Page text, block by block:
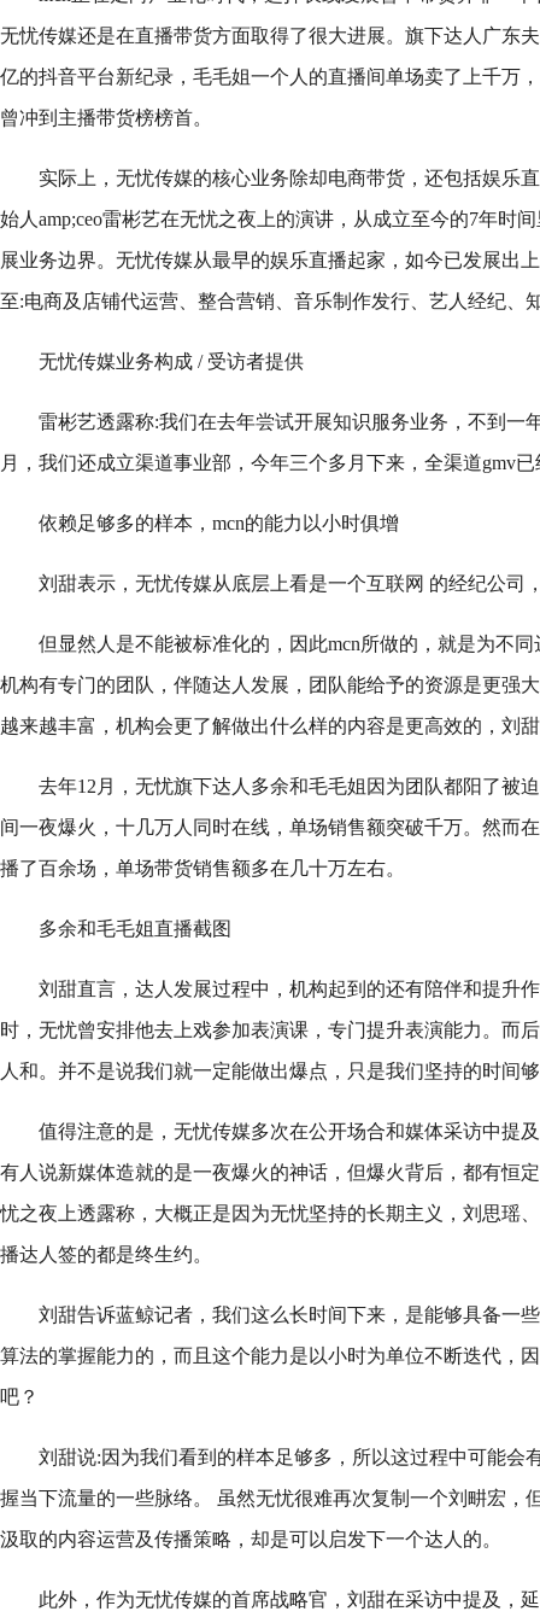
无忧传媒还是在直播带货方面取得了很大进展。旗下达人广东
亿的抖音平台新纪录，毛毛姐一个人的直播间单场卖了上千万
曾冲到主播带货榜榜首。
实际上，无忧传媒的核心业务除却电商带货，还包括娱乐
始人amp;ceo雷彬艺在无忧之夜上的演讲，从成立至今的7年时
展业务边界。无忧传媒从最早的娱乐直播起家，如今已发展出
至:电商及店铺代运营、整合营销、音乐制作发行、艺人经纪、
无忧传媒业务构成 / 受访者提供
雷彬艺透露称:我们在去年尝试开展知识服务业务，不到一
月，我们还成立渠道事业部，今年三个多月下来，全渠道gmv
依赖足够多的样本，mcn的能力以小时俱增
刘甜表示，无忧传媒从底层上看是一个互联网 的经纪公司
但显然人是不能被标准化的，因此mcn所做的，就是为不
机构有专门的团队，伴随达人发展，团队能给予的资源是更强
越来越丰富，机构会更了解做出什么样的内容是更高效的，刘
去年12月，无忧旗下达人多余和毛毛姐因为团队都阳了被
间一夜爆火，十几万人同时在线，单场销售额突破千万。然而
播了百余场，单场带货销售额多在几十万左右。
多余和毛毛姐直播截图
刘甜直言，达人发展过程中，机构起到的还有陪伴和提升
时，无忧曾安排他去上戏参加表演课，专门提升表演能力。而
人和。并不是说我们就一定能做出爆点，只是我们坚持的时间
值得注意的是，无忧传媒多次在公开场合和媒体采访中提
有人说新媒体造就的是一夜爆火的神话，但爆火背后，都有恒
忧之夜上透露称，大概正是因为无忧坚持的长期主义，刘思瑶
播达人签的都是终生约。
刘甜告诉蓝鲸记者，我们这么长时间下来，是能够具备一
算法的掌握能力的，而且这个能力是以小时为单位不断迭代，
吧？
刘甜说:因为我们看到的样本足够多，所以这过程中可能会
握当下流量的一些脉络。 虽然无忧很难再次复制一个刘畊宏，
汲取的内容运营及传播策略，却是可以启发下一个达人的。
此外，作为无忧传媒的首席战略官，刘甜在采访中提及，